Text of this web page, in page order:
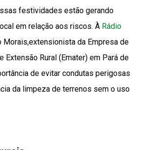
festividades estão gerando
em relação aos riscos. À Rádio
Morais,extensionista da Empresa de
Extensão Rural (Emater) em Pará de
de evitar condutas perigosas
da limpeza de terrenos sem o uso